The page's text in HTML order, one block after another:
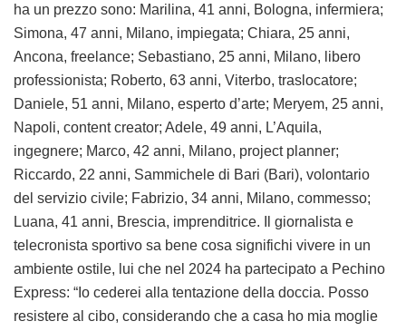
ha un prezzo sono: Marilina, 41 anni, Bologna, infermiera;
Simona, 47 anni, Milano, impiegata; Chiara, 25 anni,
Ancona, freelance; Sebastiano, 25 anni, Milano, libero
professionista; Roberto, 63 anni, Viterbo, traslocatore;
Daniele, 51 anni, Milano, esperto d’arte; Meryem, 25 anni,
Napoli, content creator; Adele, 49 anni, L’Aquila,
ingegnere; Marco, 42 anni, Milano, project planner;
Riccardo, 22 anni, Sammichele di Bari (Bari), volontario
del servizio civile; Fabrizio, 34 anni, Milano, commesso;
Luana, 41 anni, Brescia, imprenditrice. Il giornalista e
telecronista sportivo sa bene cosa significhi vivere in un
ambiente ostile, lui che nel 2024 ha partecipato a Pechino
Express: “Io cederei alla tentazione della doccia. Posso
resistere al cibo, considerando che a casa ho mia moglie